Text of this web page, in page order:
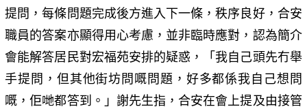
提問，每條問題完成後方進入下一條，秩序良好，合安
職員的答案亦顯得用心考慮，並非臨時應對，認為簡介
會能解答居民對宏福苑安排的疑惑，「我自己頭先冇舉
手提問，但其他街坊問嘅問題，好多都係我自己想問
嘅，佢哋都答到。」謝先生指，合安在會上提及由接管